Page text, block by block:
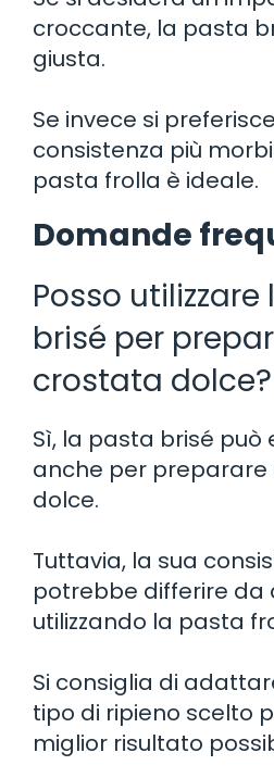
croccante, la pasta
giusta.
Se invece si
consistenza più
pasta frolla è ideale.
Domande
Posso
brisé per
crostata dolce?
Sì, la pasta brisé può
anche per
dolce.
Tuttavia, la sua
potrebbe differire da
utilizzando la pasta
Si consiglia di
tipo di ripieno scelto
miglior risultato